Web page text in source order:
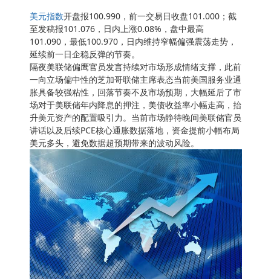
美元指数开盘报100.990，前一交易日收盘101.000；截
至发稿报101.076，日内上涨0.08%，盘中最高
101.090，最低100.970，日内维持窄幅偏强震荡走势，
延续前一日企稳反弹的节奏。
隔夜美联储偏鹰官员发言持续对市场形成情绪支撑，此前
一向立场偏中性的芝加哥联储主席表态当前美国服务业通
胀具备较强粘性，回落节奏不及市场预期，大幅延后了市
场对于美联储年内降息的押注，美债收益率小幅走高，抬
升美元资产的配置吸引力。当前市场静待晚间美联储官员
讲话以及后续PCE核心通胀数据落地，资金提前小幅布局
美元多头，避免数据超预期带来的波动风险。